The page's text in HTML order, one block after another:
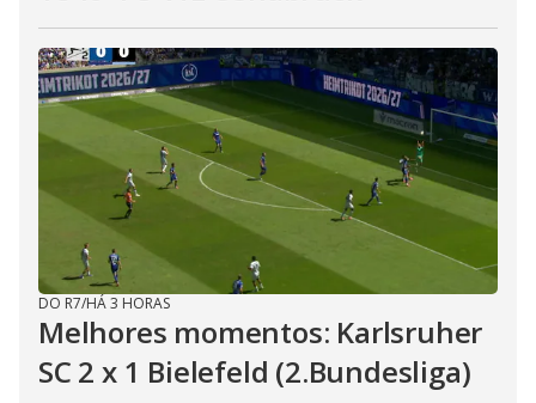
DO R7/HÁ 3 HORAS
Melhores momentos: Karlsruher
SC 2 x 1 Bielefeld (2.Bundesliga)